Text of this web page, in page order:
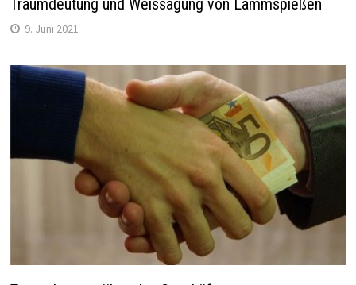
Traumdeutung und Weissagung von Lammspießen
9. Juni 2021